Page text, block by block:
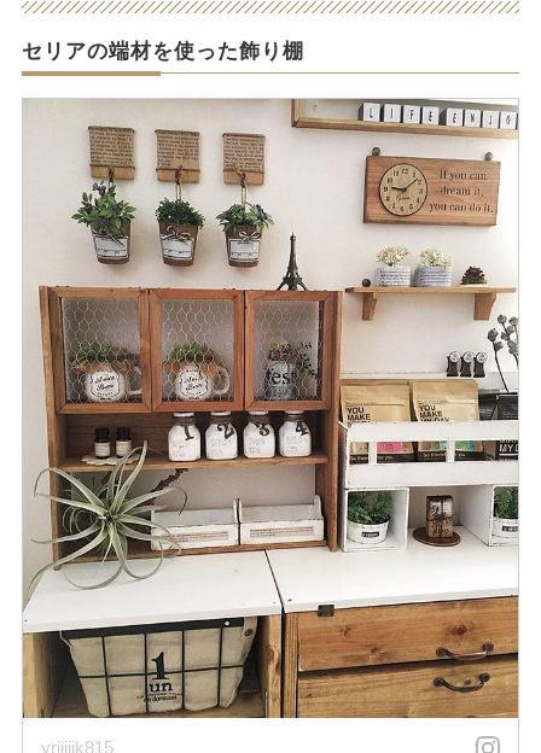
セリアの端材を使った飾り棚
yriiiiik815